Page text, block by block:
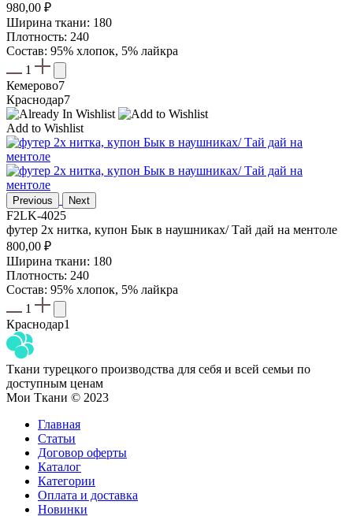
980,00 ₽
Ширина ткани: 180
Плотность: 240
Состав: 95% хлопок, 5% лайкра
1
Кемерово7
Краснодар7
Add to Wishlist
Previous Next
F2LK-4025
футер 2х нитка, купон Бык в наушниках/ Тай дай на ментоле
800,00 ₽
Ширина ткани: 180
Плотность: 240
Состав: 95% хлопок, 5% лайкра
1
Краснодар1
Ткани турецкого производства для себя и всей семьи по
доступным ценам
Мои Ткани © 2023
Главная
Статьи
Договор оферты
Каталог
Категории
Оплата и доставка
Новинки